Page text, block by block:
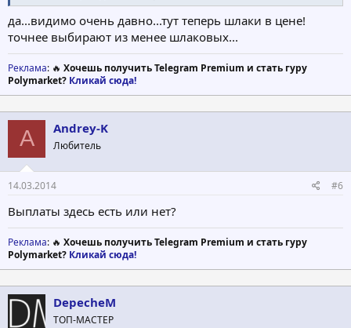
да...видимо очень давно...тут теперь шлаки в цене!
точнее выбирают из менее шлаковых...
Реклама: 🔥 Хочешь получить Telegram Premium и стать гуру
Polymarket? Кликай сюда!
A Andrey-K
Любитель
14.03.2014 #6
Выплаты здесь есть или нет?
Реклама: 🔥 Хочешь получить Telegram Premium и стать гуру
Polymarket? Кликай сюда!
DepecheM
ТОП-МАСТЕР